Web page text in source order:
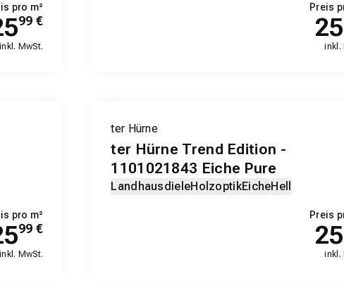
pro m²
99 €
inkl. MwSt.
Preis
25
inkl.
pro m²
99 €
inkl. MwSt.
ter Hürne
ter Hürne Trend Edition -
1101021843 Eiche Pure
LandhausdieleHolzoptikEicheHell
Preis
25
inkl.